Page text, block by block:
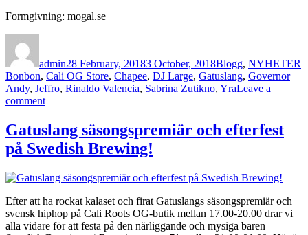
Formgivning: mogal.se
admin28 February, 20183 October, 2018Blogg, NYHETER
Bonbon, Cali OG Store, Chapee, DJ Large, Gatuslang, Governor
Andy, Jeffro, Rinaldo Valencia, Sabrina Zutikno, YraLeave a
commenton
säsongspremiär
och
fet
på
Cali
OG
Store
17:e
Gatuslang säsongspremiär och efterfest
på Swedish Brewing!
Efter att ha rockat kalaset och firat Gatuslangs säsongspremiär och
svensk hiphop på Cali Roots OG-butik mellan 17.00-20.00 drar vi
alla vidare för att festa på den närliggande och mysiga baren